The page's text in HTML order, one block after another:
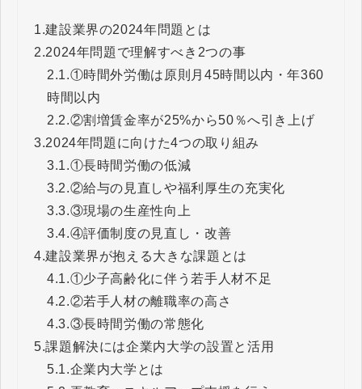
1.建設業界の2024年問題とは
2.2024年問題で理解すべき2つの事
2.1.①時間外労働は原則月45時間以内・年360
時間以内
2.2.②割増賃金率が25%から50％へ引き上げ
3.2024年問題に向けた4つの取り組み
3.1.①長時間労働の低減
3.2.②給与の見直しや福利厚生の充実化
3.3.③現場の生産性向上
3.4.④評価制度の見直し・改善
4.建設業界が抱える大きな課題とは
4.1.①少子高齢化に伴う若手人材不足
4.2.②若手人材の離職率の高さ
4.3.③長時間労働の常態化
5.課題解決には企業内大学の設置と活用
5.1.企業内大学とは